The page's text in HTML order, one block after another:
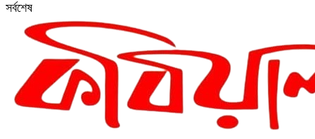
সর্বশেষ